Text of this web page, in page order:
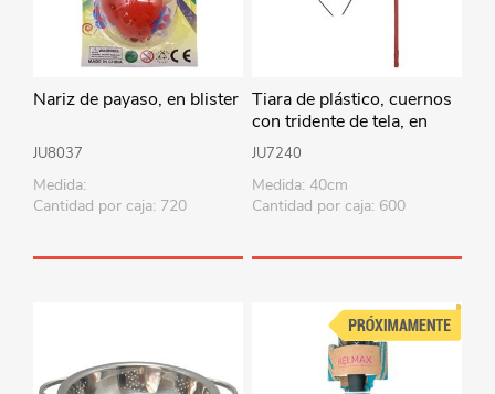
Nariz de payaso, en blister
JU8037
Medida:
Cantidad por caja: 720
Tiara de plástico, cuernos
con tridente de tela, en
bolsa
JU7240
Medida: 40cm
Cantidad por caja: 600